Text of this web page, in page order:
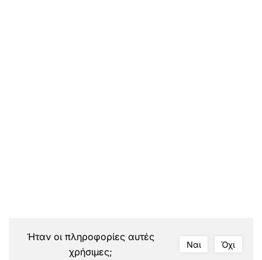
Ήταν οι πληροφορίες αυτές
χρήσιμες;
Ναι Όχι